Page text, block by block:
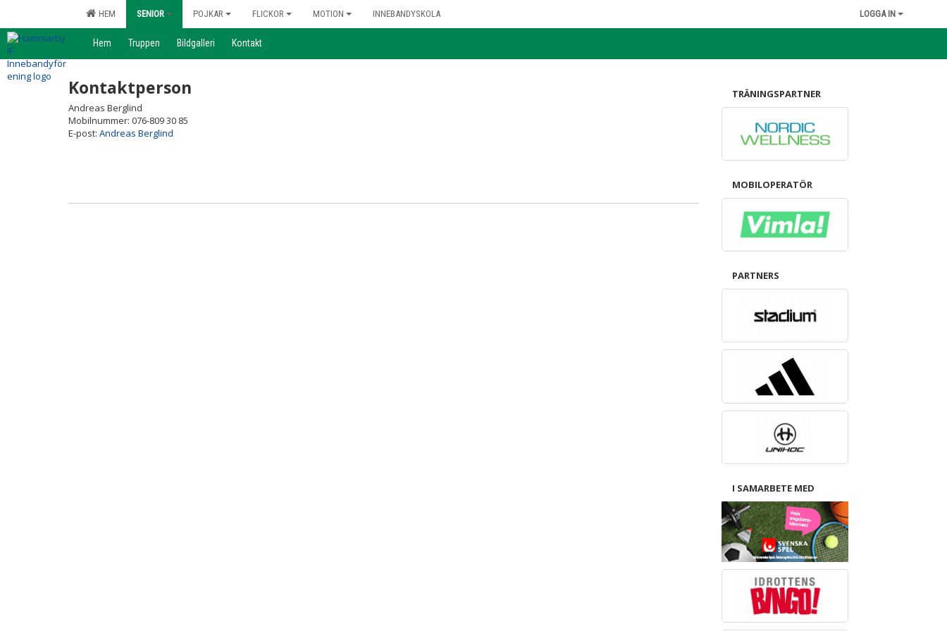
HEM SENIOR POJKAR FLICKOR MOTION INNEBANDYSKOLA LOGGA IN
Hem Truppen Bildgalleri Kontakt
Kontaktperson
Andreas Berglind
Mobilnummer: 076-809 30 85
E-post: Andreas Berglind
TRÄNINGSPARTNER
MOBILOPERATÖR
PARTNERS
I SAMARBETE MED